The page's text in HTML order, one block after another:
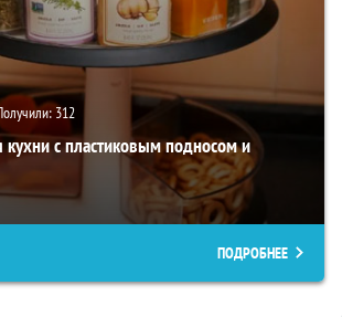
312
кухни с пластиковым подносом и
ПОДРОБНЕЕ